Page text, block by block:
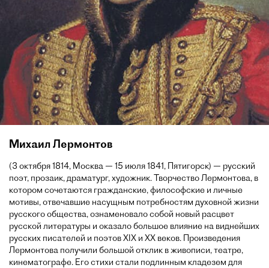
Михаил Лермонтов
(3 октября 1814, Москва — 15 июля 1841, Пятигорск) — русский
поэт, прозаик, драматург, художник. Творчество Лермонтова, в
котором сочетаются гражданские, философские и личные
мотивы, отвечавшие насущным потребностям духовной жизни
русского общества, ознаменовало собой новый расцвет
русской литературы и оказало большое влияние на виднейших
русских писателей и поэтов XIX и XX веков. Произведения
Лермонтова получили большой отклик в живописи, театре,
кинематографе. Его стихи стали подлинным кладезем для